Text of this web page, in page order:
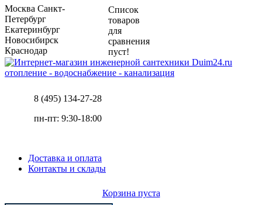
Москва Санкт-
Петербург
Екатеринбург
Новосибирск
Краснодар
Список
товаров
для
сравнения
пуст!
отопление - водоснабжение - канализация
8 (495) 134-27-28
пн-пт: 9:30-18:00
Доставка и оплата
Контакты и склады
Корзина пуста